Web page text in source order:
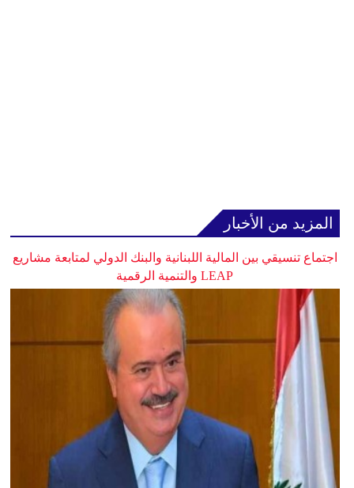
المزيد من الأخبار
اجتماع تنسيقي بين المالية اللبنانية والبنك الدولي لمتابعة مشاريع
LEAP والتنمية الرقمية